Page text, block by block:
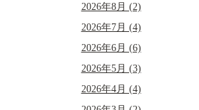
2026年8月 (2)
2026年7月 (4)
2026年6月 (6)
2026年5月 (3)
2026年4月 (4)